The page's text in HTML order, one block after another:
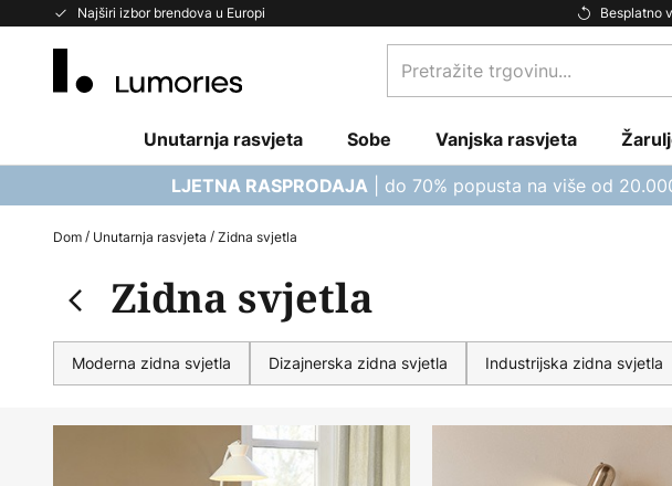
Najširi izbor brendova u Europi Besplatno
Skip
Pretražite
trgovinu...
Unutarnja rasvjeta Sobe Vanjska rasvjeta
LJETNA RASPRODAJA | do 70% popusta na više od
Dom Unutarnja rasvjeta Zidna svjetla
Zidna svjetla
Moderna zidna svjetla Dizajnerska zidna svjetla Industrijska zidna svjetla